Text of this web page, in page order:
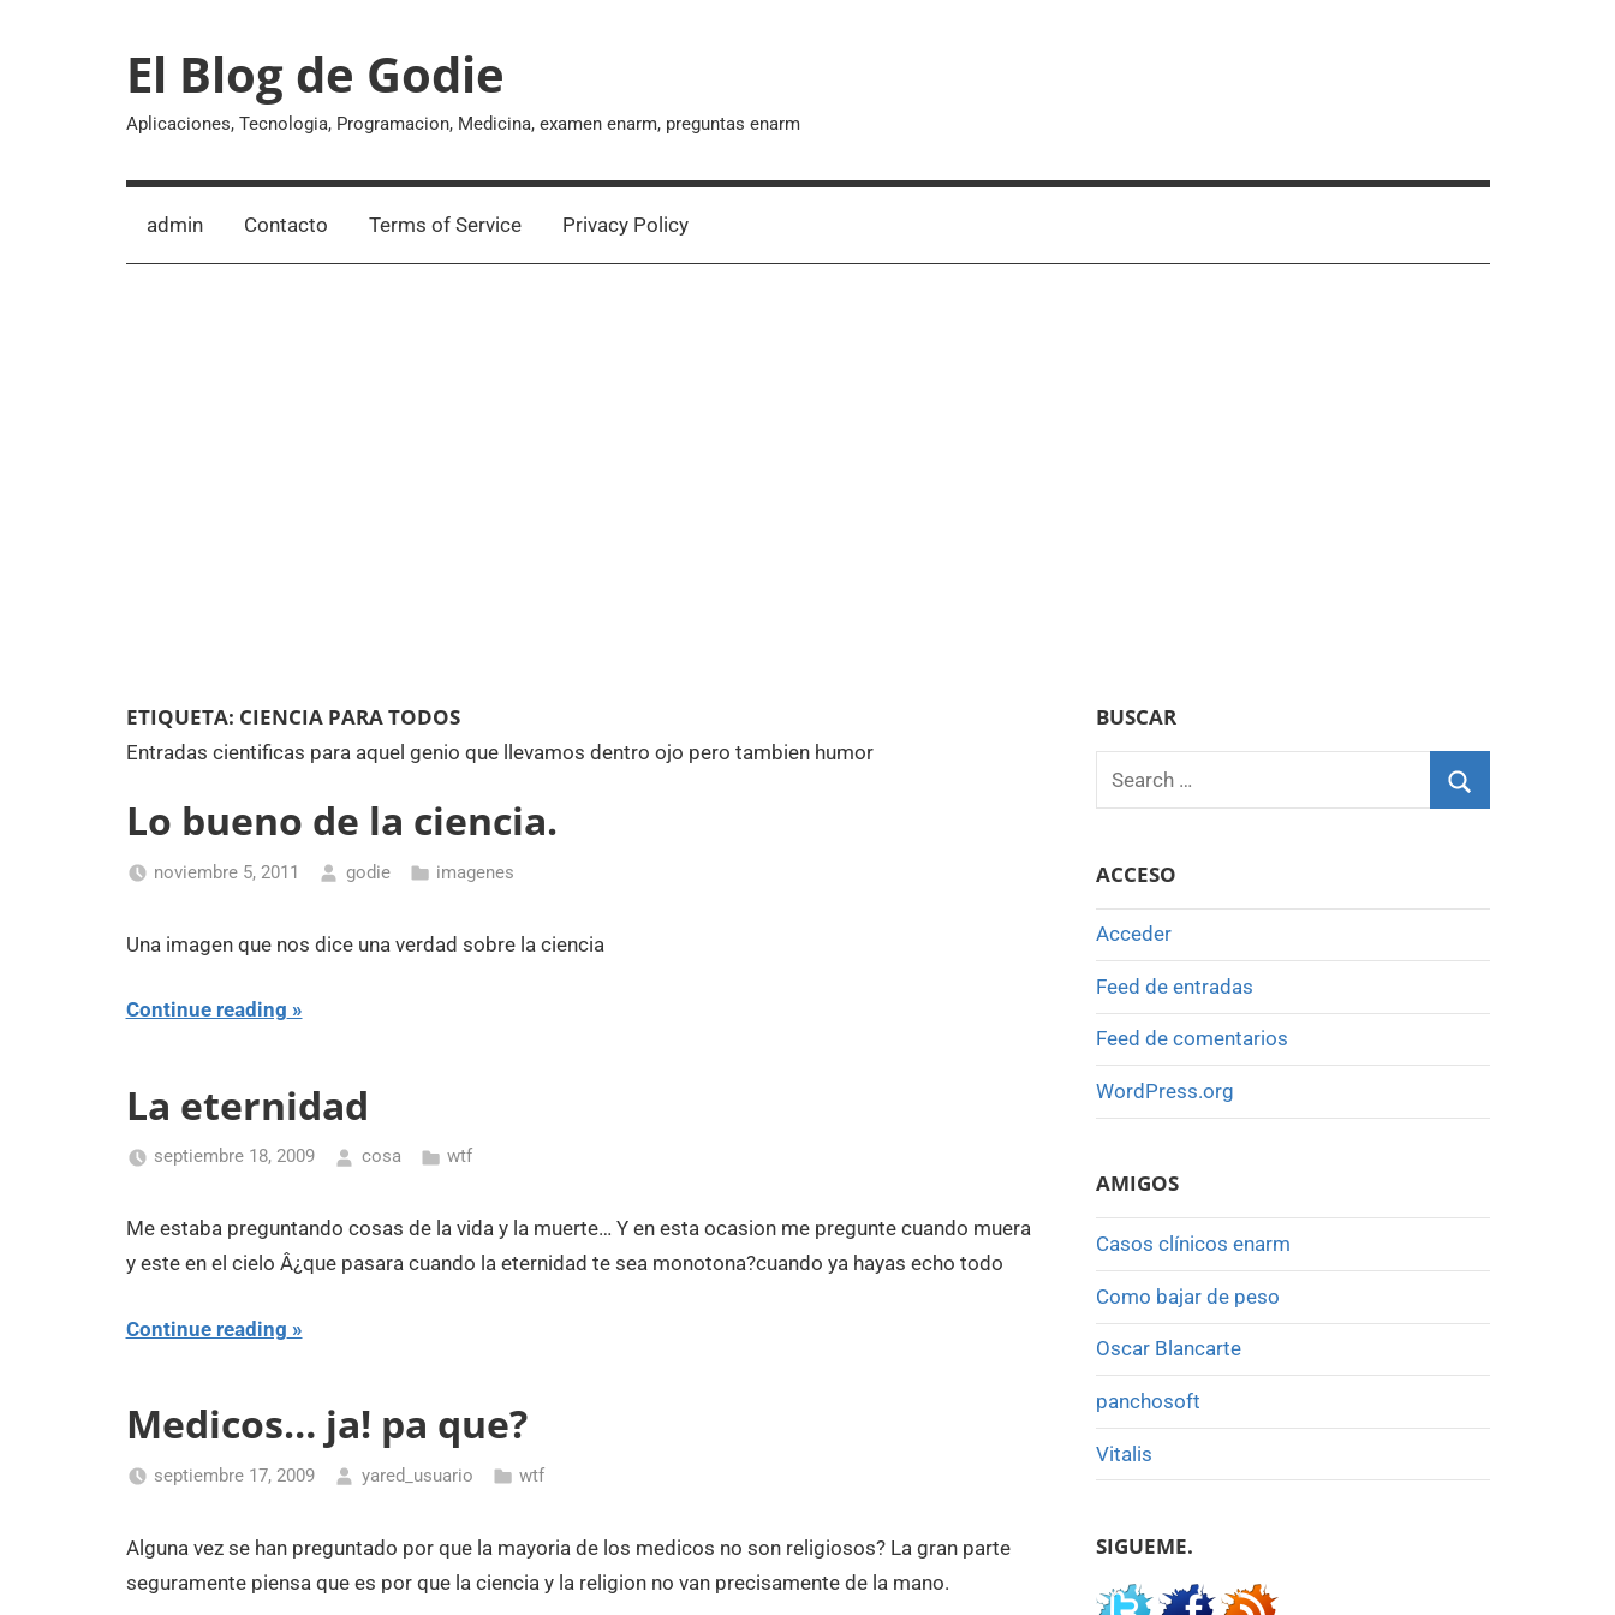
El Blog de Godie
Aplicaciones, Tecnologia, Programacion, Medicina, examen enarm, preguntas enarm
admin Contacto Terms of Service Privacy Policy
ETIQUETA: CIENCIA PARA TODOS
Entradas cientificas para aquel genio que llevamos dentro ojo pero tambien humor
Lo bueno de la ciencia.
noviembre 5, 2011 godie imagenes
Una imagen que nos dice una verdad sobre la ciencia
Continue reading
La eternidad
septiembre 18, 2009 cosa wtf
Me estaba preguntando cosas de la vida y la muerte… Y en esta ocasion me pregunte cuando muera
y este en el cielo Â¿que pasara cuando la eternidad te sea monotona?cuando ya hayas echo todo
Continue reading
Medicos… ja! pa que?
septiembre 17, 2009 yared_usuario wtf
Alguna vez se han preguntado por que la mayoria de los medicos no son religiosos? La gran parte
seguramente piensa que es por que la ciencia y la religion no van precisamente de la mano.
BUSCAR
Search
for:
ACCESO
Acceder
Feed de entradas
Feed de comentarios
WordPress.org
AMIGOS
Casos clínicos enarm
Como bajar de peso
Oscar Blancarte
panchosoft
Vitalis
SIGUEME.